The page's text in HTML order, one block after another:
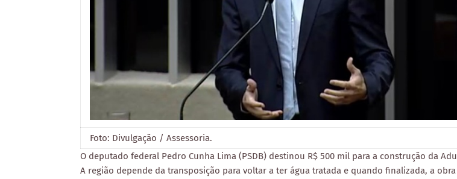
Foto: Divulgação / Assessoria.
O deputado federal Pedro Cunha Lima (PSDB) destinou R$ 500 mil para a construção da
A região depende da transposição para voltar a ter água tratada e quando finalizada, a